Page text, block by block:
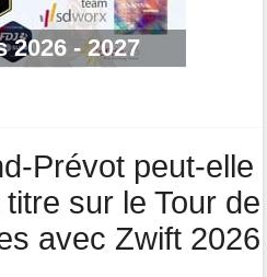
si cela vous intéresse,
2026 - 2027
Prévot peut-elle
sur le Tour de
avec Zwift 2026